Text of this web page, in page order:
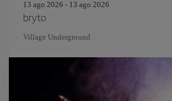
13 ago 2026 - 13 ago 2026
bryto
Village Underground